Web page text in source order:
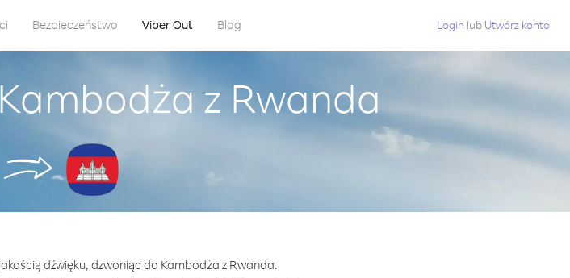
Bezpieczeństwo Viber Out Blog Login lub Utwórz konto
z Rwanda
dźwięku, dzwoniąc do Kambodża z Rwanda.